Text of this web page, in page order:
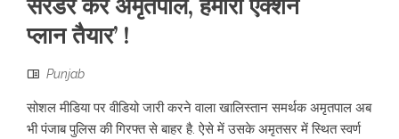
सरेंडर करे अमृतपाल, हमारा एक्शन
प्लान तैयार’ !
Punjab
सोशल मीडिया पर वीडियो जारी करने वाला खालिस्तान समर्थक अमृतपाल अब
भी पंजाब पुलिस की गिरफ्त से बाहर है. ऐसे में उसके अमृतसर में स्थित स्वर्ण